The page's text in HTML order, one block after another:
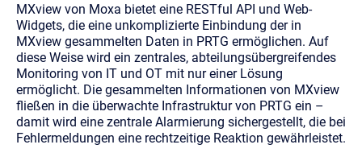
MXview von Moxa bietet eine RESTful API und Web-
Widgets, die eine unkomplizierte Einbindung der in
MXview gesammelten Daten in PRTG ermöglichen. Auf
diese Weise wird ein zentrales, abteilungsübergreifendes
Monitoring von IT und OT mit nur einer Lösung
ermöglicht. Die gesammelten Informationen von MXview
fließen in die überwachte Infrastruktur von PRTG ein –
damit wird eine zentrale Alarmierung sichergestellt, die bei
Fehlermeldungen eine rechtzeitige Reaktion gewährleistet.